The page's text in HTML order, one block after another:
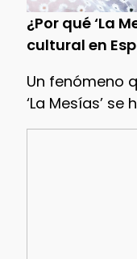
¿Por qué ‘La
cultural en
Un fenómeno
‘La Mesías’ se